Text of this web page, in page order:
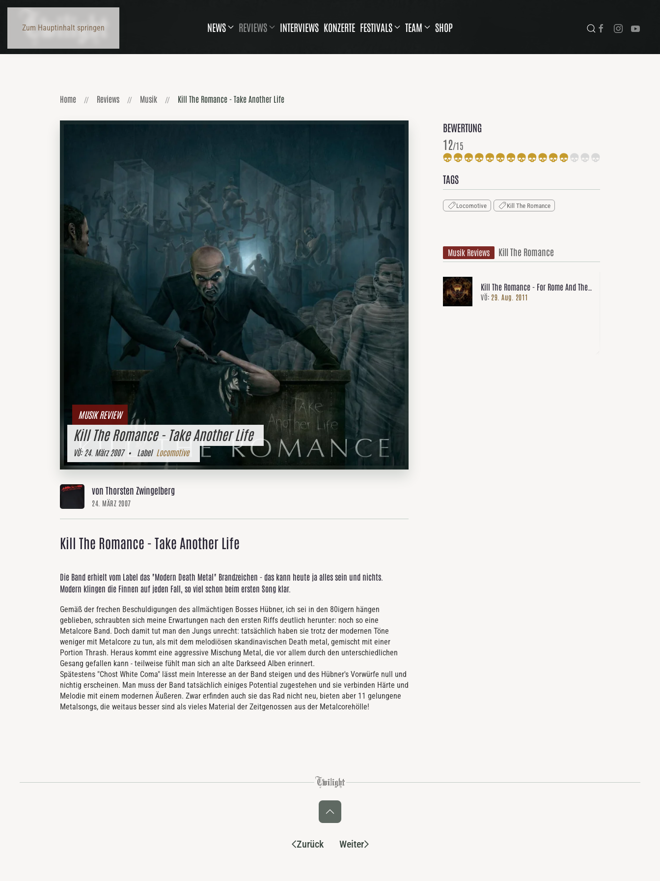
Zum Hauptinhalt springen NEWS REVIEWS INTERVIEWS KONZERTE FESTIVALS TEAM SHOP
Home Reviews Musik Kill The Romance - Take Another Life
MUSIK REVIEW
Kill The Romance - Take Another Life
VÖ:24. März 2007• Label Locomotive
von Thorsten Zwingelberg
24. MÄRZ 2007
Kill The Romance - Take Another Life
Die Band erhielt vom Label das "Modern Death Metal" Brandzeichen - das kann heute ja alles sein und nichts.
Modern klingen die Finnen auf jeden Fall, so viel schon beim ersten Song klar.
Gemäß der frechen Beschuldigungen des allmächtigen Bosses Hübner, ich sei in den 80igern hängen
geblieben, schraubten sich meine Erwartungen nach den ersten Riffs deutlich herunter: noch so eine
Metalcore Band. Doch damit tut man den Jungs unrecht: tatsächlich haben sie trotz der modernen Töne
weniger mit Metalcore zu tun, als mit dem melodiösen skandinavischen Death metal, gemischt mit einer
Portion Thrash. Heraus kommt eine aggressive Mischung Metal, die vor allem durch den unterschiedlichen
Gesang gefallen kann - teilweise fühlt man sich an alte Darkseed Alben erinnert.
Spätestens "Chost White Coma" lässt mein Interesse an der Band steigen und des Hübner's Vorwürfe null und
nichtig erscheinen. Man muss der Band tatsächlich einiges Potential zugestehen und sie verbinden Härte und
Melodie mit einem modernen Äußeren. Zwar erfinden auch sie das Rad nicht neu, bieten aber 11 gelungene
Metalsongs, die weitaus besser sind als vieles Material der Zeitgenossen aus der Metalcorehölle!
BEWERTUNG
12/15
TAGS
Locomotive Kill The Romance
Musik Reviews Kill The Romance
Kill The Romance - For Rome And The
Throne
VÖ: 29. Aug. 2011
Zurück Weiter